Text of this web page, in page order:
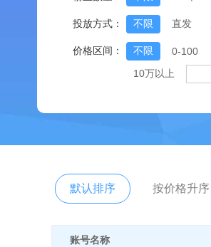
投放方式： 不限 直发
价格区间： 不限 0-100
10万以上
默认排序 按价格升序
账号名称